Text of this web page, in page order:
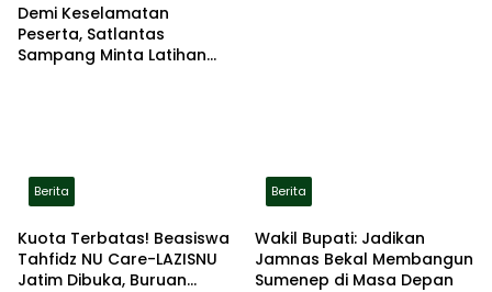
Demi Keselamatan
Peserta, Satlantas
Sampang Minta Latihan
Berita
Kuota Terbatas! Beasiswa
Tahfidz NU Care-LAZISNU
Jatim Dibuka, Buruan
Berita
Wakil Bupati: Jadikan
Jamnas Bekal Membangun
Sumenep di Masa Depan